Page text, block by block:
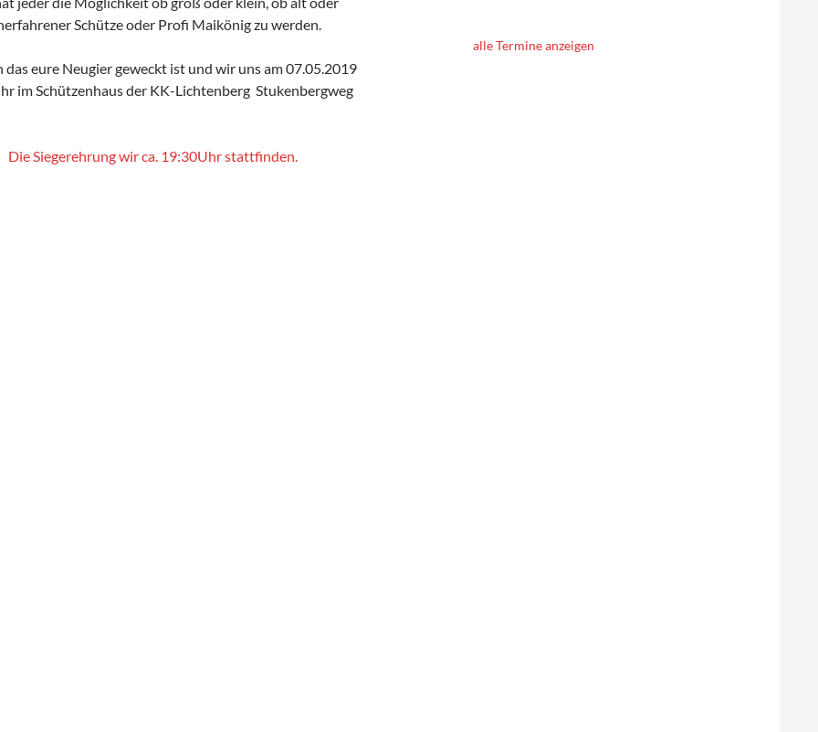
Schütze oder Profi Maikönig zu werden.
eure Neugier geweckt ist und wir uns am 07.05.2019
im Schützenhaus der KK-Lichtenberg Stukenbergweg
Die Siegerehrungwir ca. 19:30Uhr stattfinden.
alle Termine anzeigen